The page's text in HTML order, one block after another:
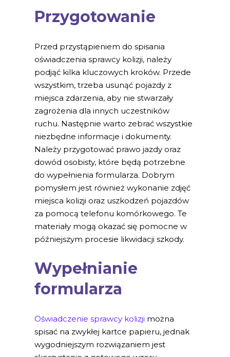
Przygotowanie
Przed przystąpieniem do spisania
oświadczenia sprawcy kolizji, należy
podjąć kilka kluczowych kroków. Przede
wszystkim, trzeba usunąć pojazdy z
miejsca zdarzenia, aby nie stwarzały
zagrożenia dla innych uczestników
ruchu. Następnie warto zebrać wszystkie
niezbędne informacje i dokumenty.
Należy przygotować prawo jazdy oraz
dowód osobisty, które będą potrzebne
do wypełnienia formularza. Dobrym
pomysłem jest również wykonanie zdjęć
miejsca kolizji oraz uszkodzeń pojazdów
za pomocą telefonu komórkowego. Te
materiały mogą okazać się pomocne w
późniejszym procesie likwidacji szkody.
Wypełnianie
formularza
Oświadczenie sprawcy kolizji można
spisać na zwykłej kartce papieru, jednak
wygodniejszym rozwiązaniem jest